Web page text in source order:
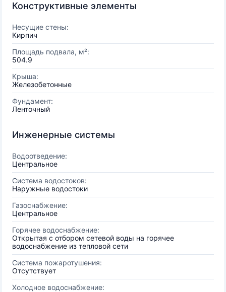
Конструктивные элементы
Несущие стены:
Кирпич
Площадь подвала, м²:
504.9
Крыша:
Железобетонные
Фундамент:
Ленточный
Инженерные системы
Водоотведение:
Центральное
Система водостоков:
Наружные водостоки
Газоснабжение:
Центральное
Горячее водоснабжение:
Открытая с отбором сетевой воды на горячее
водоснабжение из тепловой сети
Система пожаротушения:
Отсутствует
Холодное водоснабжение: